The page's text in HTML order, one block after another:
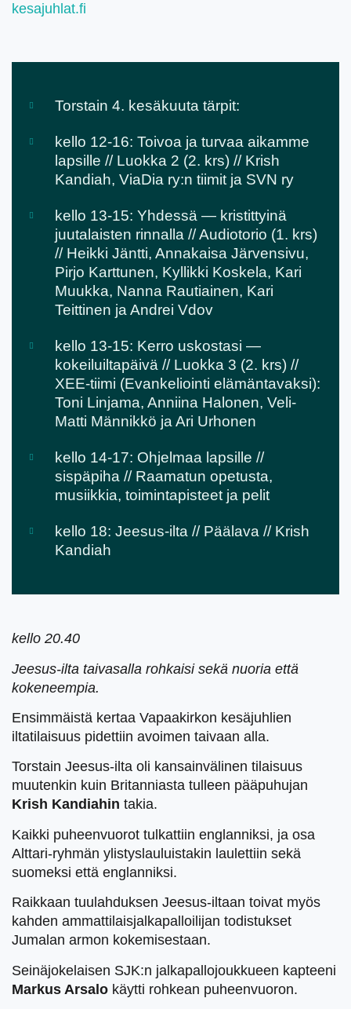
kesajuhlat.fi
Torstain 4. kesäkuuta tärpit:
kello 12-16: Toivoa ja turvaa aikamme
lapsille // Luokka 2 (2. krs) // Krish
Kandiah, ViaDia ry:n tiimit ja SVN ry
kello 13-15: Yhdessä — kristittyinä
juutalaisten rinnalla // Audiotorio (1. krs)
// Heikki Jäntti, Annakaisa Järvensivu,
Pirjo Karttunen, Kyllikki Koskela, Kari
Muukka, Nanna Rautiainen, Kari
Teittinen ja Andrei Vdov
kello 13-15: Kerro uskostasi —
kokeiluiltapäivä // Luokka 3 (2. krs) //
XEE-tiimi (Evankeliointi elämäntavaksi):
Toni Linjama, Anniina Halonen, Veli-
Matti Männikkö ja Ari Urhonen
kello 14-17: Ohjelmaa lapsille //
sispäpiha // Raamatun opetusta,
musiikkia, toimintapisteet ja pelit
kello 18: Jeesus-ilta // Päälava // Krish
Kandiah
kello 20.40
Jeesus-ilta taivasalla rohkaisi sekä nuoria että
kokeneempia.
Ensimmäistä kertaa Vapaakirkon kesäjuhlien
iltatilaisuus pidettiin avoimen taivaan alla.
Torstain Jeesus-ilta oli kansainvälinen tilaisuus
muutenkin kuin Britanniasta tulleen pääpuhujan
Krish Kandiahin takia.
Kaikki puheenvuorot tulkattiin englanniksi, ja osa
Alttari-ryhmän ylistyslauluistakin laulettiin sekä
suomeksi että englanniksi.
Raikkaan tuulahduksen Jeesus-iltaan toivat myös
kahden ammattilaisjalkapalloilijan todistukset
Jumalan armon kokemisestaan.
Seinäjokelaisen SJK:n jalkapallojoukkueen kapteeni
Markus Arsalo käytti rohkean puheenvuoron.